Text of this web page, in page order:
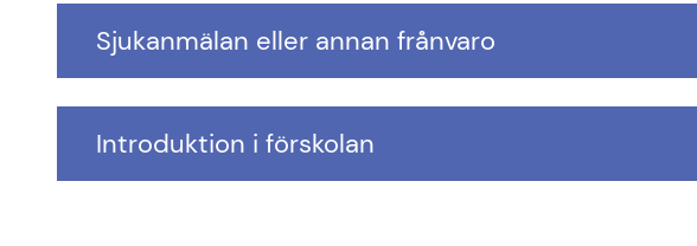
Sjukanmälan eller annan frånvaro
Introduktion i förskolan